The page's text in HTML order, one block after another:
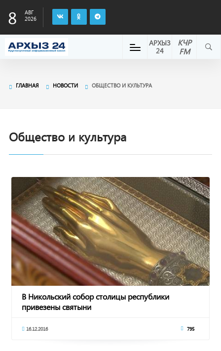
8
АВГ
2026
КЧР
FM
АРХЫЗ
24
ГЛАВНАЯ НОВОСТИ ОБЩЕСТВО И КУЛЬТУРА
Общество и культура
В Никольский собор столицы республики
привезены святыни
16.12.2016 795